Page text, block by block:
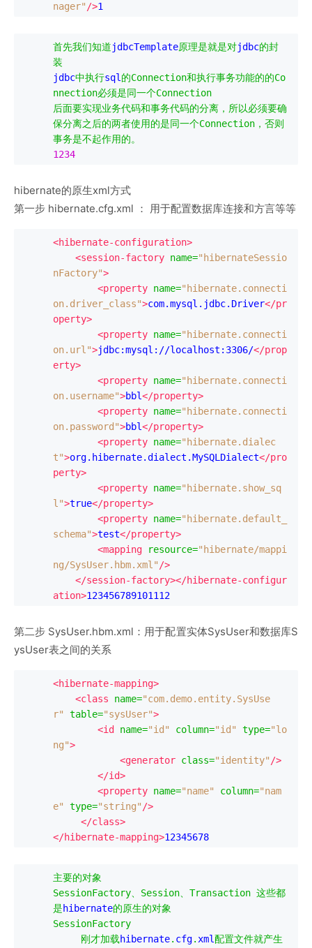
nager" />1
首先我们知道jdbcTemplate原理是就是对jdbc的封
装
jdbc中执行sql 的Connection和执行事务功能的的Co
nnection必须是同一个Connection
后面要实现业务代码和事务代码的分离，所以必须要确
保分离之后的两者使用的是同一个Connection ，否则
事务是不起作用的。
1234
hibernate的原生xml方式
第一步 hibernate.cfg.xml ： 用于配置数据库连接和方言等等
<hibernate-configuration>
<session-factory name="hibernateSessio
nFactory">
<property name="hibernate.connecti
on.driver_class">com.mysql.jdbc.Driver</pr
operty>
<property name="hibernate.connecti
on.url">jdbc:mysql://localhost:3306/</prop
erty>
<property name="hibernate.connecti
on.username">bbl</property>
<property name="hibernate.connecti
on.password">bbl</property>
<property name="hibernate.dialec
t">org.hibernate.dialect.MySQLDialect</pro
perty>
<property name="hibernate.show_sq
l">true</property>
<property name="hibernate.default_
schema">test</property>
<mapping
resource="hibernate/mappi
ng/SysUser.hbm.xml" />
</session-factory></hibernate-configur
ation>123456789101112
第二步 SysUser.hbm.xml：用于配置实体SysUser和数据库S
ysUser表之间的关系
<hibernate-mapping>
<class
name="com.demo.entity.SysUse
r"
table="sysUser">
<id
name="id" column="id" type="lo
ng">
<generator class="identity" />
</id>
<property name="name" column="nam
e"
type="string" />
</class>
</hibernate-mapping>12345678
主要的对象
SessionFactory
Session Transaction 这些都
是hibernate的原生的对象
SessionFactory
刚才加载hibernate. cfg. xml配置文件就产生